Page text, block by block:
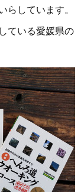
しています。
ている愛媛県の